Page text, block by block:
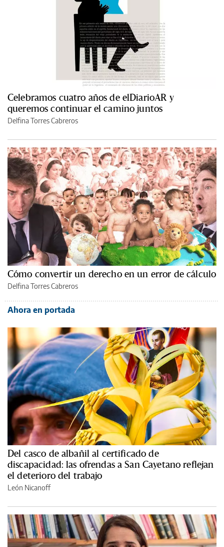
Celebramos cuatro años de elDiarioAR y
queremos continuar el camino juntos
Delfina Torres Cabreros
Cómo convertir un derecho en un error de cálculo
Delfina Torres Cabreros
Ahora en portada
Del casco de albañil al certificado de
discapacidad: las ofrendas a San Cayetano reflejan
el deterioro del trabajo
León Nicanoff